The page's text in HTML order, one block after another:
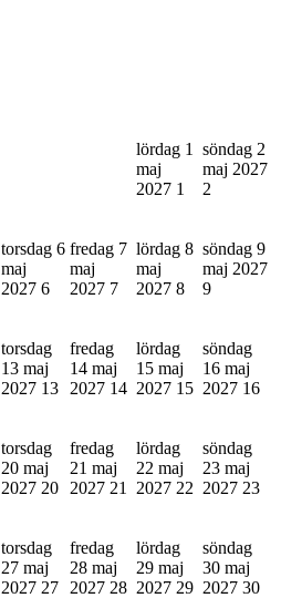
lördag 1
maj
2027 1
söndag 2
maj 2027
2
torsdag 6
maj
2027 6
fredag 7
maj
2027 7
lördag 8
maj
2027 8
söndag 9
maj 2027
9
torsdag
13 maj
2027 13
fredag
14 maj
2027 14
lördag
15 maj
2027 15
söndag
16 maj
2027 16
torsdag
20 maj
2027 20
fredag
21 maj
2027 21
lördag
22 maj
2027 22
söndag
23 maj
2027 23
torsdag
27 maj
2027 27
fredag
28 maj
2027 28
lördag
29 maj
2027 29
söndag
30 maj
2027 30